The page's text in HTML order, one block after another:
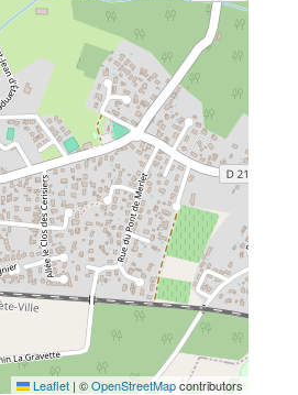
Leaflet | ©OpenStreetMapcontributors